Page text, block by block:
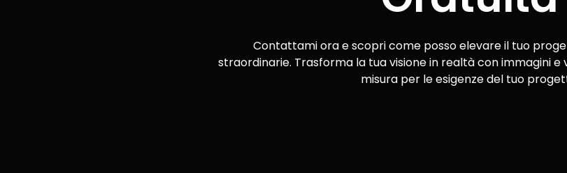
Contattami ora e scopri come posso elevare il tuo
straordinarie. Trasforma la tua visione in realtà con immagini e
misura per le esigenze del tuo